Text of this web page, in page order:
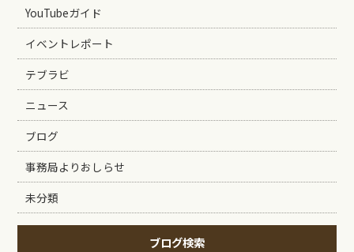
YouTubeガイド
イベントレポート
テブラビ
ニュース
ブログ
事務局よりおしらせ
未分類
ブログ検索